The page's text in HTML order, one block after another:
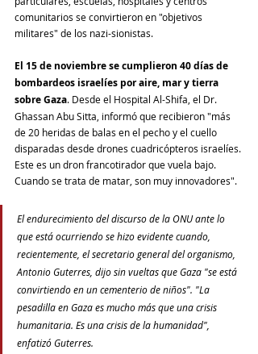
comunitarios se convirtieron en "objetivos
militares" de los nazi-sionistas.
El 15 de noviembre se cumplieron 40 días de
bombardeos israelíes por aire, mar y tierra
sobre Gaza. Desde el Hospital Al-Shifa, el Dr.
Ghassan Abu Sitta, informó que recibieron "más
de 20 heridas de balas en el pecho y el cuello
disparadas desde drones cuadricópteros israelíes.
Este es un dron francotirador que vuela bajo.
Cuando se trata de matar, son muy innovadores".
El endurecimiento del discurso de la ONU ante lo
que está ocurriendo se hizo evidente cuando,
recientemente, el secretario general del organismo,
Antonio Guterres, dijo sin vueltas que Gaza "se está
convirtiendo en un cementerio de niños". "La
pesadilla en Gaza es mucho más que una crisis
humanitaria. Es una crisis de la humanidad",
enfatizó Guterres.